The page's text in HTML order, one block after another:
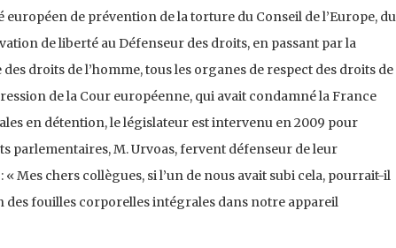
de prévention de la torture du Conseil de l’Europe, du
de liberté au Défenseur des droits, en passant par la
droits de l’homme, tous les organes de respect des droits de
de la Cour européenne, qui avait condamné la France
en détention, le législateur est intervenu en 2009 pour
parlementaires, M. Urvoas, fervent défenseur de leur
Mes chers collègues, si l’un de nous avait subi cela, pourrait-il
fouilles corporelles intégrales dans notre appareil